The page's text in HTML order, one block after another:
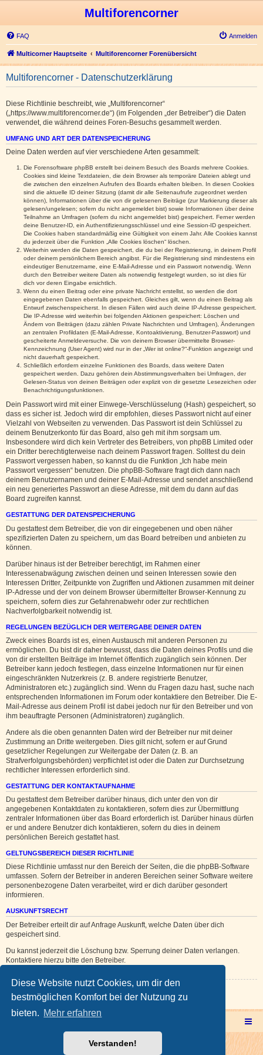
Diese Website nutzt Cookies, um dir den
bestmöglichen Komfort bei der Nutzung zu
bieten. Mehr erfahren
Verstanden!
Multiforencorner
FAQ Anmelden
Multicorner Hauptseite Multiforencorner Forenübersicht
Multiforencorner - Datenschutzerklärung
Diese Richtlinie beschreibt, wie „Multiforencorner“
(„https://www.multiforencorner.de“) (im Folgenden „der Betreiber“) die Daten
verwendet, die während deines Foren-Besuchs gesammelt werden.
UMFANG UND ART DER DATENSPEICHERUNG
Deine Daten werden auf vier verschiedene Arten gesammelt:
Die Forensoftware phpBB erstellt bei deinem Besuch des Boards mehrere Cookies.
Cookies sind kleine Textdateien, die dein Browser als temporäre Dateien ablegt und
die zwischen den einzelnen Aufrufen des Boards erhalten bleiben. In diesen Cookies
sind die aktuelle ID deiner Sitzung (damit dir alle Seitenaufrufe zugeordnet werden
können), Informationen über die von dir gelesenen Beiträge (zur Markierung dieser als
gelesen/ungelesen; sofern du nicht angemeldet bist) sowie Informationen über deine
Teilnahme an Umfragen (sofern du nicht angemeldet bist) gespeichert. Ferner werden
deine Benutzer-ID, ein Authentifizierungsschlüssel und eine Session-ID gespeichert.
Die Cookies haben standardmäßig eine Gültigkeit von einem Jahr. Alle Cookies kannst
du jederzeit über die Funktion „Alle Cookies löschen“ löschen.
Weiterhin werden die Daten gespeichert, die du bei der Registrierung, in deinem Profil
oder deinem persönlichem Bereich angibst. Für die Registrierung sind mindestens ein
eindeutiger Benutzername, eine E-Mail-Adresse und ein Passwort notwendig. Wenn
durch den Betreiber weitere Daten als notwendig festgelegt wurden, so ist dies für
dich vor deren Eingabe ersichtlich.
Wenn du einen Beitrag oder eine private Nachricht erstellst, so werden die dort
eingegebenen Daten ebenfalls gespeichert. Gleiches gilt, wenn du einen Beitrag als
Entwurf zwischenspeicherst. In diesen Fällen wird auch deine IP-Adresse gespeichert.
Die IP-Adresse wird weiterhin bei folgenden Aktionen gespeichert: Löschen und
Ändern von Beiträgen (dazu zählen Private Nachrichten und Umfragen), Änderungen
an zentralen Profildaten (E-Mail-Adresse, Kontoaktivierung, Benutzer-Passwort) und
gescheiterte Anmeldeversuche. Die von deinem Browser übermittelte Browser-
Kennzeichnung (User Agent) wird nur in der „Wer ist online?“-Funktion angezeigt und
nicht dauerhaft gespeichert.
Schließlich erfordern einzelne Funktionen des Boards, dass weitere Daten
gespeichert werden. Dazu gehören dein Abstimmungsverhalten bei Umfragen, der
Gelesen-Status von deinen Beiträgen oder explizit von dir gesetzte Lesezeichen oder
Benachrichtigungsfunktionen.
Dein Passwort wird mit einer Einwege-Verschlüsselung (Hash) gespeichert, so
dass es sicher ist. Jedoch wird dir empfohlen, dieses Passwort nicht auf einer
Vielzahl von Webseiten zu verwenden. Das Passwort ist dein Schlüssel zu
deinem Benutzerkonto für das Board, also geh mit ihm sorgsam um.
Insbesondere wird dich kein Vertreter des Betreibers, von phpBB Limited oder
ein Dritter berechtigterweise nach deinem Passwort fragen. Solltest du dein
Passwort vergessen haben, so kannst du die Funktion „Ich habe mein
Passwort vergessen“ benutzen. Die phpBB-Software fragt dich dann nach
deinem Benutzernamen und deiner E-Mail-Adresse und sendet anschließend
ein neu generiertes Passwort an diese Adresse, mit dem du dann auf das
Board zugreifen kannst.
GESTATTUNG DER DATENSPEICHERUNG
Du gestattest dem Betreiber, die von dir eingegebenen und oben näher
spezifizierten Daten zu speichern, um das Board betreiben und anbieten zu
können.
Darüber hinaus ist der Betreiber berechtigt, im Rahmen einer
Interessenabwägung zwischen deinen und seinen Interessen sowie den
Interessen Dritter, Zeitpunkte von Zugriffen und Aktionen zusammen mit deiner
IP-Adresse und der von deinem Browser übermittelter Browser-Kennung zu
speichern, sofern dies zur Gefahrenabwehr oder zur rechtlichen
Nachverfolgbarkeit notwendig ist.
REGELUNGEN BEZÜGLICH DER WEITERGABE DEINER DATEN
Zweck eines Boards ist es, einen Austausch mit anderen Personen zu
ermöglichen. Du bist dir daher bewusst, dass die Daten deines Profils und die
von dir erstellten Beiträge im Internet öffentlich zugänglich sein können. Der
Betreiber kann jedoch festlegen, dass einzelne Informationen nur für einen
eingeschränkten Nutzerkreis (z. B. andere registrierte Benutzer,
Administratoren etc.) zugänglich sind. Wenn du Fragen dazu hast, suche nach
entsprechenden Informationen im Forum oder kontaktiere den Betreiber. Die E-
Mail-Adresse aus deinem Profil ist dabei jedoch nur für den Betreiber und von
ihm beauftragte Personen (Administratoren) zugänglich.
Andere als die oben genannten Daten wird der Betreiber nur mit deiner
Zustimmung an Dritte weitergeben. Dies gilt nicht, sofern er auf Grund
gesetzlicher Regelungen zur Weitergabe der Daten (z. B. an
Strafverfolgungsbehörden) verpflichtet ist oder die Daten zur Durchsetzung
rechtlicher Interessen erforderlich sind.
GESTATTUNG DER KONTAKTAUFNAHME
Du gestattest dem Betreiber darüber hinaus, dich unter den von dir
angegebenen Kontaktdaten zu kontaktieren, sofern dies zur Übermittlung
zentraler Informationen über das Board erforderlich ist. Darüber hinaus dürfen
er und andere Benutzer dich kontaktieren, sofern du dies in deinem
persönlichen Bereich gestattet hast.
GELTUNGSBEREICH DIESER RICHTLINIE
Diese Richtlinie umfasst nur den Bereich der Seiten, die die phpBB-Software
umfassen. Sofern der Betreiber in anderen Bereichen seiner Software weitere
personenbezogene Daten verarbeitet, wird er dich darüber gesondert
informieren.
AUSKUNFTSRECHT
Der Betreiber erteilt dir auf Anfrage Auskunft, welche Daten über dich
gespeichert sind.
Du kannst jederzeit die Löschung bzw. Sperrung deiner Daten verlangen.
Kontaktiere hierzu bitte den Betreiber.
Zurück zur vorherigen Seite
Powered byphpBB® Forum Software © phpBB Limited
phpBB.de